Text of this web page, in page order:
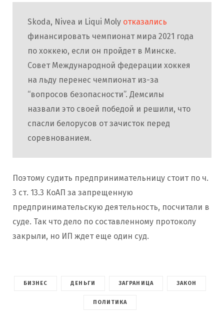
Skoda, Nivea и Liqui Moly отказались
финансировать чемпионат мира 2021 года
по хоккею, если он пройдет в Минске.
Совет Международной федерации хоккея
на льду перенес чемпионат из-за
“вопросов безопасности”. Демсилы
назвали это своей победой и решили, что
спасли белорусов от зачисток перед
соревнованием.
Поэтому судить предпринимательницу стоит по ч.
3 ст. 13.3 КоАП за запрещенную
предпринимательскую деятельность, посчитали в
суде. Так что дело по составленному протоколу
закрыли, но ИП ждет еще один суд.
БИЗНЕС ДЕНЬГИ ЗАГРАНИЦА ЗАКОН
ПОЛИТИКА